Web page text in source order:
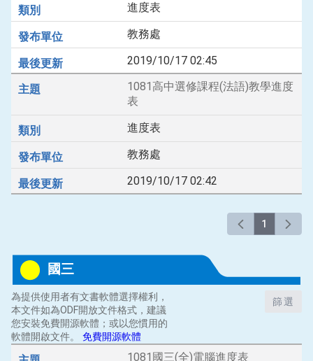
進度表
教務處
2019/10/17 02:45
1081高中選修課程(法語)教學進度
表
進度表
教務處
2019/10/17 02:42
1
國三
為提供使用者有文書軟體選擇權利，
本文件如為ODF開放文件格式，建議
您安裝免費開源軟體；或以您慣用的
軟體開啟文件。 免費開源軟體
篩選
1081國三(全)電腦進度表